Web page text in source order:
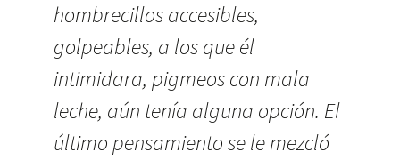
hombrecillos accesibles,
golpeables, a los que él
intimidara, pigmeos con mala
leche, aún tenía alguna opción. El
último pensamiento se le mezcló